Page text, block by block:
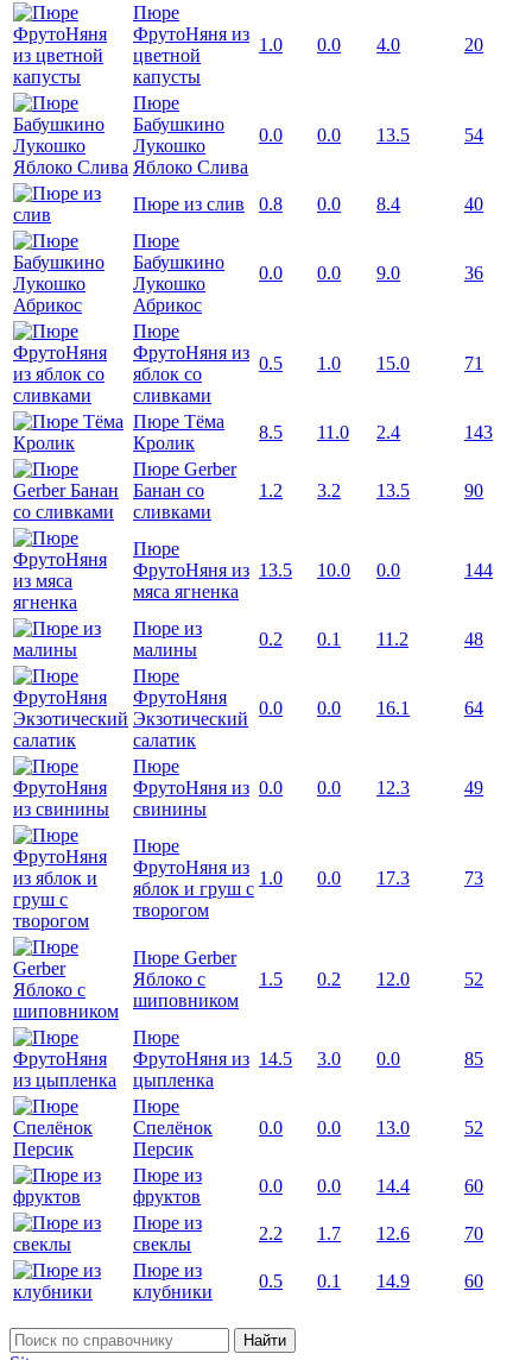
Пюре
ФрутоНяня из
цветной
капусты
1.0 0.0 4.0 20
Пюре
Бабушкино
Лукошко
Яблоко Слива
0.0 0.0 13.5 54
Пюре из слив 0.8 0.0 8.4
40
Пюре
Бабушкино
Лукошко
Абрикос
0.0 0.0 9.0 36
Пюре
ФрутоНяня из
яблок со
сливками
0.5 1.0 15.0 71
Пюре Тёма
Кролик
8.5 11.0 2.4
143
Пюре Gerber
Банан со
сливками
1.2 3.2 13.5 90
Пюре
ФрутоНяня из
мяса ягненка
13.5 10.0 0.0 144
Пюре из
малины
0.2 0.1 11.2
48
Пюре
ФрутоНяня
Экзотический
салатик
0.0 0.0 16.1 64
Пюре
ФрутоНяня из
свинины
0.0 0.0 12.3 49
Пюре
ФрутоНяня из
яблок и груш с
творогом
1.0 0.0 17.3 73
Пюре Gerber
Яблоко с
шиповником
1.5 0.2 12.0 52
Пюре
ФрутоНяня из
цыпленка
14.5 3.0 0.0 85
Пюре
Спелёнок
Персик
0.0 0.0 13.0 52
Пюре из
фруктов
0.0 0.0 14.4
60
Пюре из
свеклы
2.2 1.7 12.6
70
Пюре из
клубники
0.5 0.1 14.9 60
Найти